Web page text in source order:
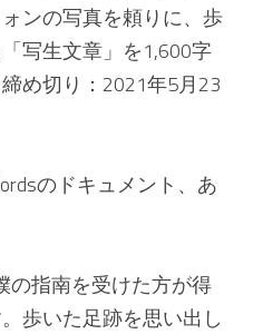
ンの写真を頼りに、歩
写生文章」を1,600字
め切り：2021年5月23
のドキュメント、あ
の指南を受けた方が得
歩いた足跡を思い出し